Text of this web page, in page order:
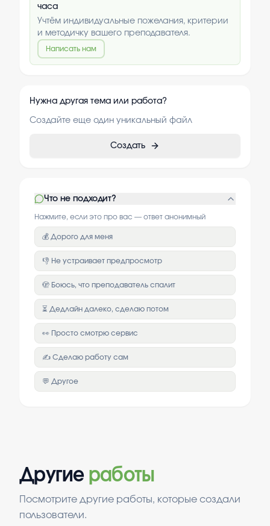
часа
Учтём индивидуальные пожелания, критерии
и методичку вашего преподавателя.
Написать нам
Нужна другая тема или работа?
Создайте еще один уникальный файл
Создать
Что не подходит?
Нажмите, если это про вас — ответ анонимный
💰 Дорого для меня
👎 Не устраивает предпросмотр
🫣 Боюсь, что преподаватель спалит
⏳ Дедлайн далеко, сделаю потом
👀 Просто смотрю сервис
✍️ Сделаю работу сам
💬 Другое
Другие работы
Посмотрите другие работы, которые создали
пользователи.